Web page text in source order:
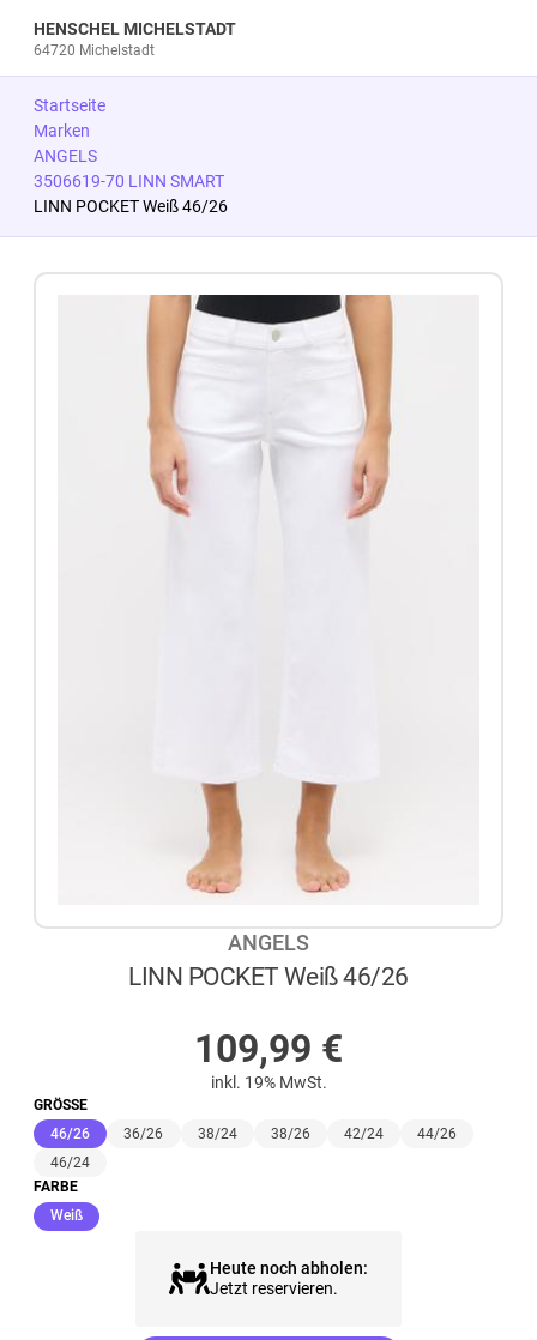
HENSCHEL MICHELSTADT
64720 Michelstadt
Startseite
Marken
ANGELS
3506619-70 LINN SMART
LINN POCKET Weiß 46/26
Zum Produkt springen
Zur Produktbeschreibung springen
ANGELS
LINN POCKET Weiß 46/26
109,99 €
inkl. 19% MwSt.
GRÖSSE
46/26(ausgewählt)
36/26 38/24 38/26 42/24
44/26
46/24
FARBE
Weiß(ausgewählt)
Heute noch abholen:
Jetzt reservieren.